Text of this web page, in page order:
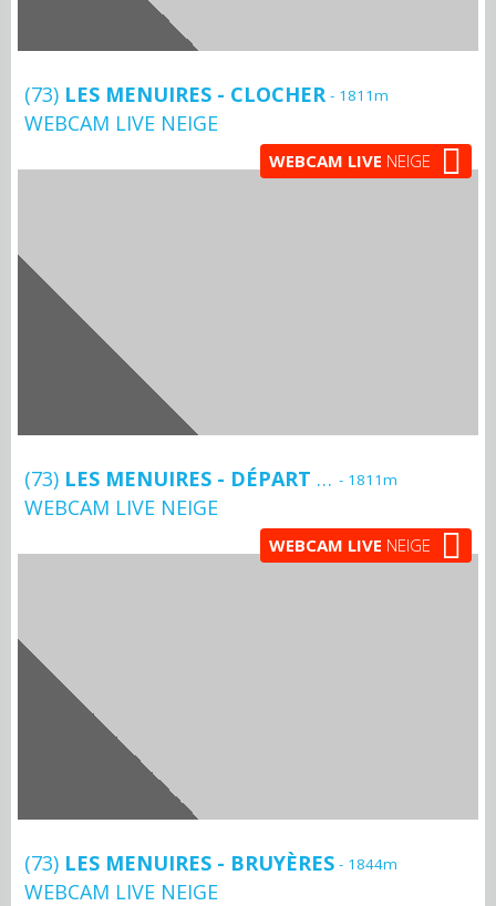
(73) LES MENUIRES - CLOCHER - 1811m
WEBCAM LIVE NEIGE
WEBCAM LIVE NEIGE
(73) LES MENUIRES - DÉPART MASSE - 1811m
WEBCAM LIVE NEIGE
WEBCAM LIVE NEIGE
(73) LES MENUIRES - BRUYÈRES - 1844m
WEBCAM LIVE NEIGE